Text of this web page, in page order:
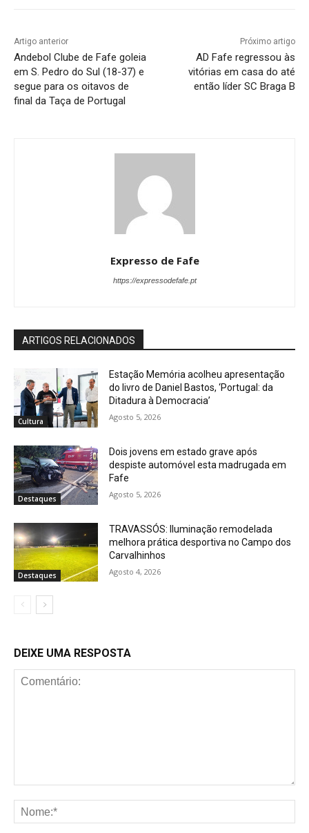
Artigo anterior
Andebol Clube de Fafe goleia
em S. Pedro do Sul (18-37) e
segue para os oitavos de
final da Taça de Portugal
Próximo artigo
AD Fafe regressou às
vitórias em casa do até
então líder SC Braga B
Expresso de Fafe
https://expressodefafe.pt
ARTIGOS RELACIONADOS
Cultura
Estação Memória acolheu apresentação
do livro de Daniel Bastos, ‘Portugal: da
Ditadura à Democracia’
Agosto 5, 2026
Destaques
Dois jovens em estado grave após
despiste automóvel esta madrugada em
Fafe
Agosto 5, 2026
Destaques
TRAVASSÓS: Iluminação remodelada
melhora prática desportiva no Campo dos
Carvalhinhos
Agosto 4, 2026
DEIXE UMA RESPOSTA